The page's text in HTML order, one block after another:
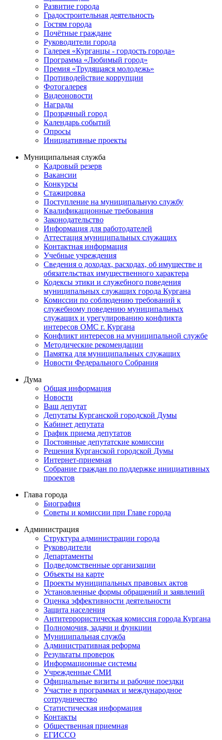
Развитие города
Градостроительная деятельность
Гостям города
Почётные граждане
Руководители города
Галерея «Курганцы - гордость города»
Программа «Любимый город»
Премия «Трудящаяся молодежь»
Противодействие коррупции
Фотогалерея
Видеоновости
Награды
Прозрачный город
Календарь событий
Опросы
Инициативные проекты
Муниципальная служба
Кадровый резерв
Вакансии
Конкурсы
Стажировка
Поступление на муниципальную службу
Квалификационные требования
Законодательство
Информация для работодателей
Аттестация муниципальных служащих
Контактная информация
Учебные учреждения
Сведения о доходах, расходах, об имуществе и
обязательствах имущественного характера
Кодексы этики и служебного поведения
муниципальных служащих города Кургана
Комиссии по соблюдению требований к
служебному поведению муниципальных
служащих и урегулированию конфликта
интересов ОМС г. Кургана
Конфликт интересов на муниципальной службе
Методические рекомендации
Памятка для муниципальных служащих
Новости Федерального Cобрания
Дума
Общая информация
Новости
Ваш депутат
Депутаты Курганской городской Думы
Кабинет депутата
График приема депутатов
Постоянные депутатские комиссии
Решения Курганской городской Думы
Интернет-приемная
Собрание граждан по поддержке инициативных
проектов
Глава города
Биография
Советы и комиссии при Главе города
Администрация
Структура администрации города
Руководители
Департаменты
Подведомственные организации
Объекты на карте
Проекты муниципальных правовых актов
Установленные формы обращений и заявлений
Оценка эффективности деятельности
Защита населения
Антитеррористическая комиссия города Кургана
Полномочия, задачи и функции
Муниципальная служба
Административная реформа
Результаты проверок
Информационные системы
Учрежденные СМИ
Официальные визиты и рабочие поездки
Участие в программах и международное
сотрудничество
Статистическая информация
Контакты
Общественная приемная
ЕГИССО